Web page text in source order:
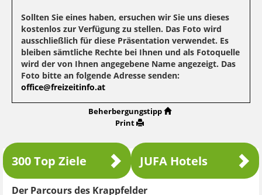
Sollten Sie eines haben, ersuchen wir Sie uns dieses
kostenlos zur Verfügung zu stellen. Das Foto wird
ausschließlich für diese Präsentation verwendet. Es
bleiben sämtliche Rechte bei Ihnen und als Fotoquelle
wird der von Ihnen angegebene Name angezeigt. Das
Foto bitte an folgende Adresse senden:
office@freizeitinfo.at
Beherbergungstipp
Print
300 Top Ziele JUFA Hotels
Der Parcours des Krappfelder